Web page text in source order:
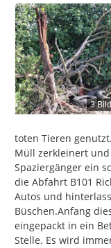
3
toten Tieren
Müll zerkleinert
Spaziergänger ein
die Abfahrt B101
Autos und
Büschen.Anfang
eingepackt in ein
Stelle. Es wird